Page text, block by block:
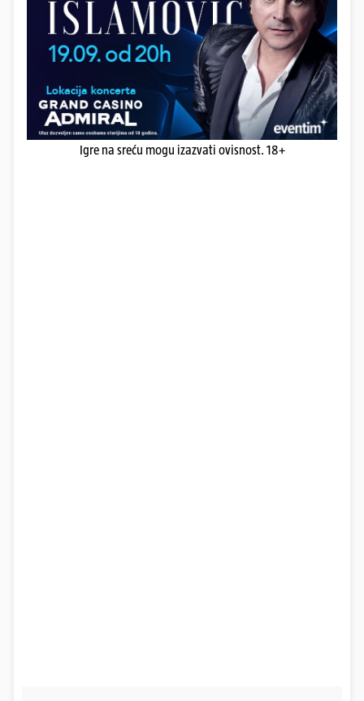
Igre na sreću mogu izazvati ovisnost. 18+